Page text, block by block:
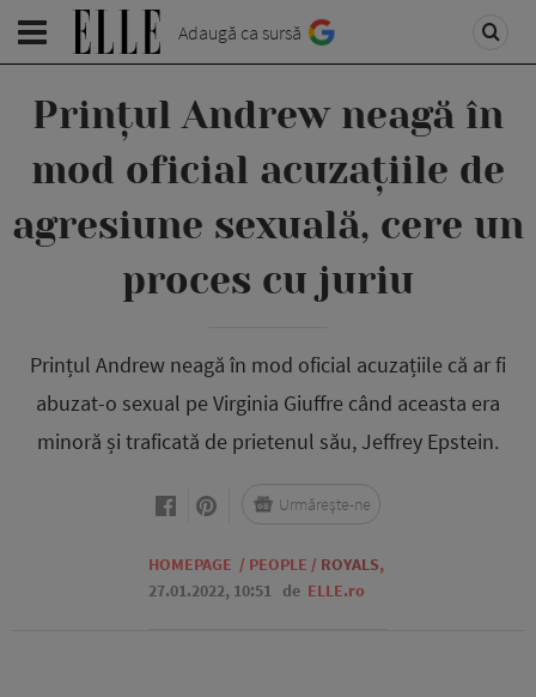
Adaugă ca sursă
Prințul Andrew neagă în
mod oficial acuzațiile de
agresiune sexuală, cere un
proces cu juriu
Prințul Andrew neagă în mod oficial acuzațiile că ar fi
abuzat-o sexual pe Virginia Giuffre când aceasta era
minoră și traficată de prietenul său, Jeffrey Epstein.
HOMEPAGE / PEOPLE / ROYALS,
27.01.2022, 10:51 de ELLE.ro
Urmărește-ne